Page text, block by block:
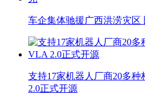
车企集体驰援广西洪涝灾区
支持17家机器人厂商20多
2.0正式开源